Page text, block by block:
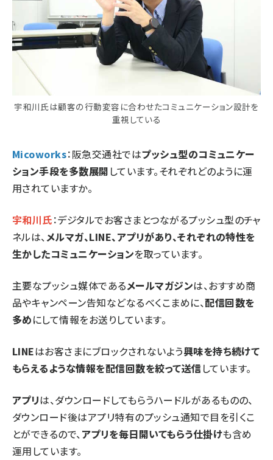
宇和川氏は顧客の行動変容に合わせたコミュニケーション設計を
重視している
Micoworks：阪急交通社ではプッシュ型のコミュニケー
ション手段を多数展開 しています。それぞれどのように運
用されていますか。
宇和川氏：デジタルでお客さまとつながるプッシュ型のチャ
ネルは、 メルマガ、LINE、アプリがあり、それぞれの特性を
生かしたコミュニケーションを取っています。
主要なプッシュ媒体であるメールマガジンは、おすすめ商
品やキャンペーン告知などなるべくこまめに、配信回数を
多めにして情報をお送りしています。
LINEはお客さまにブロックされないよう興味を持ち続けて
もらえるような情報を配信回数を絞って送信 しています。
アプリは、ダウンロードしてもらうハードルがあるものの、
ダウンロード後はアプリ特有のプッシュ通知で目を引くこ
とができるので、 アプリを毎日開いてもらう仕掛けも含め
運用しています。